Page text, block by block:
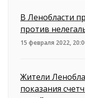
В Ленобласти
против
15 февраля 2022,
Жители
показания